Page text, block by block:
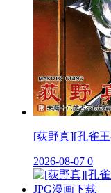
[荻野真][孔雀
2026-08-07 0